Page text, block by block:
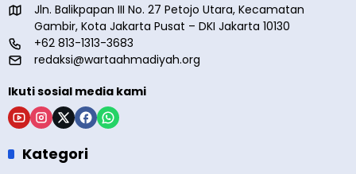
Jln. Balikpapan III No. 27 Petojo Utara, Kecamatan
Gambir, Kota Jakarta Pusat – DKI Jakarta 10130
+62 813-1313-3683
redaksi@wartaahmadiyah.org
Ikuti sosial media kami
Kategori